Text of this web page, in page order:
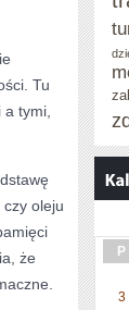
Tu
tymi,
oleju
że
P
3